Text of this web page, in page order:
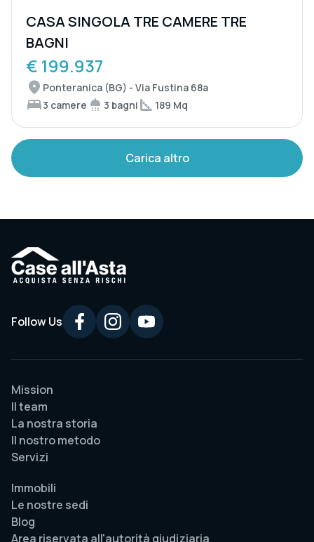
CASA SINGOLA TRE CAMERE TRE
BAGNI
€ 199.937
Ponteranica (BG) - Via Fustina 68a
3 camere
3 bagni 189 Mq
Carica altro
Follow Us
Mission
Il team
La nostra storia
Il nostro metodo
Servizi
Immobili
Le nostre sedi
Blog
Area riservata all'autorità giudiziaria